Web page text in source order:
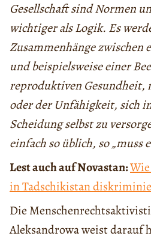
Gesellschaft sind Normen
wichtiger als Logik. Es
Zusammenhänge
und beispielsweise einer
reproduktiven Gesundheit,
oder der Unfähigkeit, sich
Scheidung selbst zu
einfach so üblich, so „muss
Lest auch auf Novastan:
in Tadschikistan
Die
Aleksandrowa weist darauf